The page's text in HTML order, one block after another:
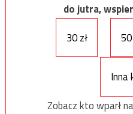
do jutra,
30 zł
Zobacz kto wparł